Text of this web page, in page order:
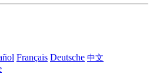
Français Deutsche 中文